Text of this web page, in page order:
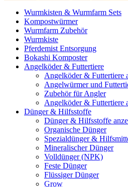
Wurmkisten & Wurmfarm Sets
Kompostwürmer
Wurmfarm Zubehör
Wurmkiste
Pferdemist Entsorgung
Bokashi Komposter
Angelköder & Futtertiere
Angelköder & Futtertiere
Angelwürmer und
Zubehör für Angler
Angelköder & Futtertiere
Dünger & Hilfsstoffe
Dünger & Hilfsstoffe
Organische Dünger
Spezialdünger &
Mineralischer Dünger
Volldünger (NPK)
Feste Dünger
Flüssiger Dünger
Grow